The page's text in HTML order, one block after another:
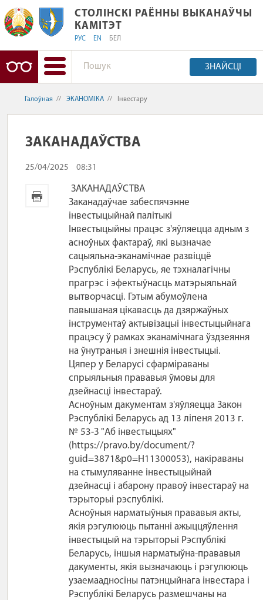
СТОЛІНСКІ РАЁННЫ ВЫКАНАЎЧЫ
СТОЛІНСКІ РАЁННЫ ВЫКАНАЎЧЫ
КАМІТЭТ
РУС EN БЕЛ
ЗНАЙСЦІ
Галоўная // ЭКАНОМІКА // Інвестару
ЗАКАНАДАЎСТВА
25/04/2025 08:31
ЗАКАНАДАЎСТВА
Заканадаўчае забеспячэнне
інвестыцыйнай палітыкі
Інвестыцыйны працэс з'яўляецца адным з
асноўных фактараў, які вызначае
сацыяльна-эканамічнае развіццё
Рэспублікі Беларусь, яе тэхналагічны
прагрэс і эфектыўнасць матэрыяльнай
вытворчасці. Гэтым абумоўлена
павышаная цікавасць да дзяржаўных
інструментаў актывізацыі інвестыцыйнага
працэсу ў рамках эканамічнага ўздзеяння
на ўнутраныя і знешнія інвестыцыі.
Цяпер у Беларусі сфарміраваны
спрыяльныя прававыя ўмовы для
дзейнасці інвестараў.
Асноўным дакументам з'яўляецца Закон
Рэспублікі Беларусь ад 13 ліпеня 2013 г.
№ 53-З "Аб інвестыцыях"
(https://pravo.by/document/?
guid=3871&p0=H11300053), накіраваны
на стымуляванне інвестыцыйнай
дзейнасці і абарону правоў інвестараў на
тэрыторыі рэспублікі.
Асноўныя нарматыўныя прававыя акты,
якія рэгулююць пытанні ажыццяўлення
інвестыцый на тэрыторыі Рэспублікі
Беларусь, іншыя нарматыўна-прававыя
дакументы, якія вызначаюць і рэгулююць
узаемаадносіны патэнцыйнага інвестара і
Рэспублікі Беларусь размешчаны на